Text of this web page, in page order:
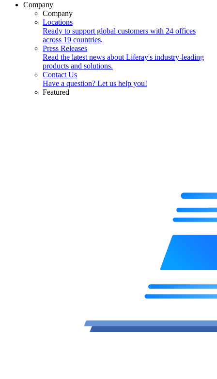
Company
Company
Locations
Ready to support global customers with 24 offices
across 19 countries.
Press Releases
Read the latest news about Liferay's industry-leading
products and solutions.
Contact Us
Have a question? Let us help you!
Featured